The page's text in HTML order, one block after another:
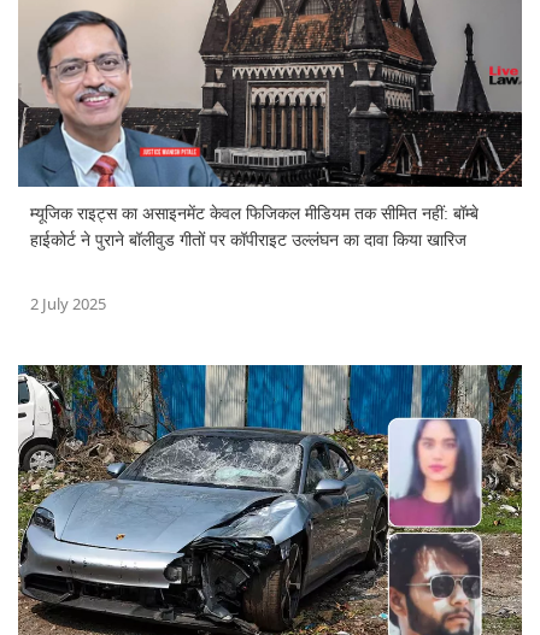
म्यूजिक राइट्स का असाइनमेंट केवल फिजिकल मीडियम तक सीमित नहीं: बॉम्बे
हाईकोर्ट ने पुराने बॉलीवुड गीतों पर कॉपीराइट उल्लंघन का दावा किया खारिज
2 July 2025